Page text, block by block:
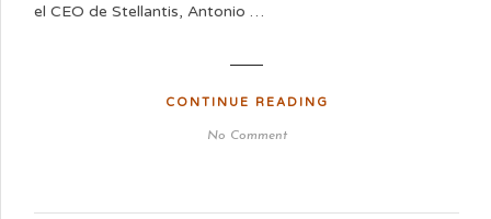
el CEO de Stellantis, Antonio …
CONTINUE READING
No Comment